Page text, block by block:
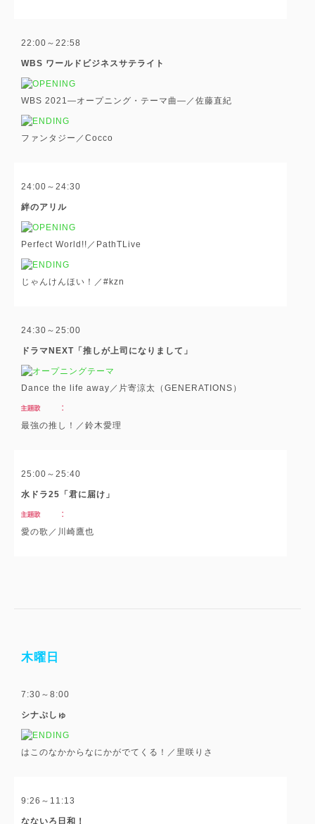
22:00～22:58
WBS ワールドビジネスサテライト
WBS 2021―オープニング・テーマ曲―／佐藤直紀
ファンタジー／Cocco
24:00～24:30
絆のアリル
Perfect World!!／PathTLive
じゃんけんほい！／#kzn
24:30～25:00
ドラマNEXT「推しが上司になりまして」
Dance the life away／片寄涼太（GENERATIONS）
最強の推し！／鈴木愛理
25:00～25:40
水ドラ25「君に届け」
愛の歌／川崎鷹也
木曜日
7:30～8:00
シナぷしゅ
はこのなかからなにかがでてくる！／里咲りさ
9:26～11:13
なないろ日和！